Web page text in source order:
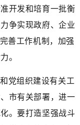
开发和培育一批衡
争实现政府、企业
善工作机制，加强
。
党组织建设有关工
市有关部署，进一
。要打造坚强战斗